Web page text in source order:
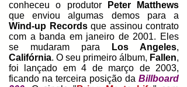
conheceu o produtor
Peter Matthews
que enviou algumas demos para a
Wind-up Recordsque assinou contrato
com a banda em janeiro de 2001. Eles
se mudaram para
Los Angeles,
Califórnia. O seu primeiro álbum, Fallen,
foi lançado em 4 de março de 2003,
ficando na terceira posição da Billboard